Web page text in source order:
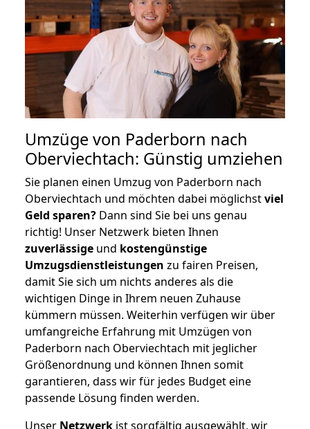
Umzüge von Paderborn nach
Oberviechtach: Günstig umziehen
Sie planen einen Umzug von Paderborn nach
Oberviechtach und möchten dabei möglichstviel
Geld sparen? Dann sind Sie bei uns genau
richtig! Unser Netzwerk bieten Ihnen
zuverlässige und kostengünstige
Umzugsdienstleistungen zu fairen Preisen,
damit Sie sich um nichts anderes als die
wichtigen Dinge in Ihrem neuen Zuhause
kümmern müssen. Weiterhin verfügen wir über
umfangreiche Erfahrung mit Umzügen von
Paderborn nach Oberviechtach mit jeglicher
Größenordnung und können Ihnen somit
garantieren, dass wir für jedes Budget eine
passende Lösung finden werden.
Unser Netzwerk ist sorgfältig ausgewählt, wir